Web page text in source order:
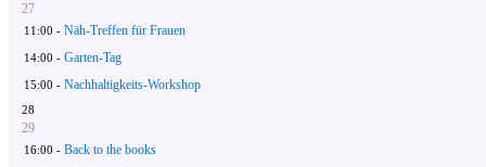
27
11:00 - Näh-Treffen für Frauen
14:00 - Garten-Tag
15:00 - Nachhaltigkeits-Workshop
28
29
16:00 - Back to the books